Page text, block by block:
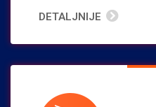
DETALJNIJE